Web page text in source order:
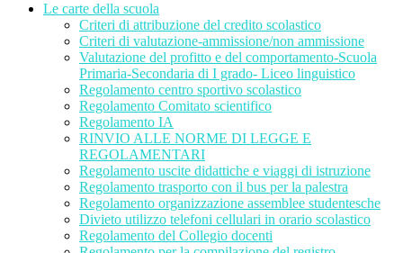
Le carte della scuola
Criteri di attribuzione del credito scolastico
Criteri di valutazione-ammissione/non ammissione
Valutazione del profitto e del comportamento-Scuola
Primaria-Secondaria di I grado- Liceo linguistico
Regolamento centro sportivo scolastico
Regolamento Comitato scientifico
Regolamento IA
RINVIO ALLE NORME DI LEGGE E
REGOLAMENTARI
Regolamento uscite didattiche e viaggi di istruzione
Regolamento trasporto con il bus per la palestra
Regolamento organizzazione assemblee studentesche
Divieto utilizzo telefoni cellulari in orario scolastico
Regolamento del Collegio docenti